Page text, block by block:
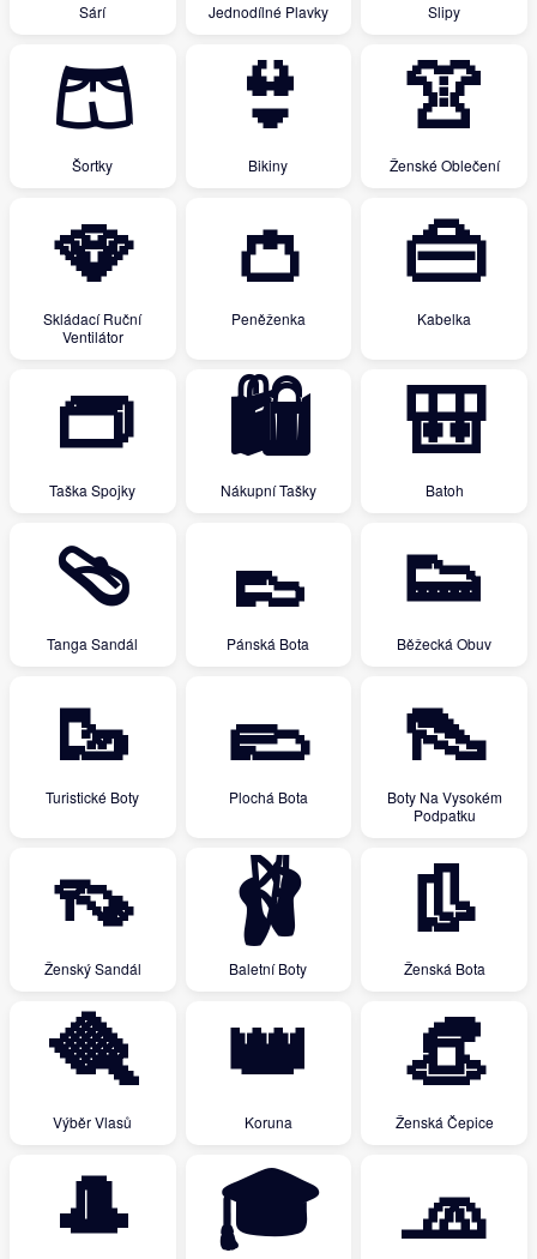
Sárí Jednodílné Plavky Slipy
🩳
Šortky
👙
Bikiny
👚
Ženské Oblečení
🪭
Skládací Ruční
Ventilátor
👛
Peněženka
👜
Kabelka
👝
Taška Spojky
🛍
Nákupní Tašky
🎒
Batoh
🩴
Tanga Sandál
👞
Pánská Bota
👟
Běžecká Obuv
🥾
Turistické Boty
🥿
Plochá Bota
👠
Boty Na Vysokém
Podpatku
👡
Ženský Sandál
🩰
Baletní Boty
👢
Ženská Bota
🪮
Výběr Vlasů
👑
Koruna
👒
Ženská Čepice
🎩 🎓 🧢